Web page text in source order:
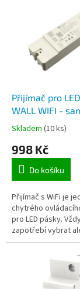
Přijímač pro
WALL WIFI -
čtyřokruhový
LED pásky 1
RGB, RGBW,
Smart pro
Skladem (10 ks)
998 Kč
Do košíku
Přijímač s WiFi je
chytrého
pro LED pásky.
zapotřebí vybrat
typ ovladače
WALL. Určeno pro